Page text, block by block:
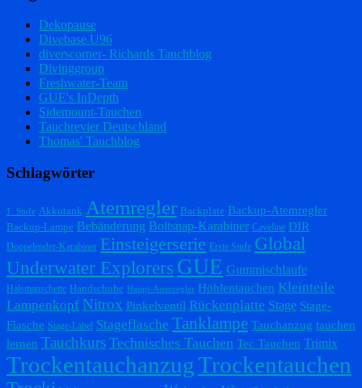
Dekopause
Divebase U96
diverscorner- Richards Tauchblog
Divinggroup
Freshwater-Team
GUE's InDepth
Sidemount-Tauchen
Tauchrevier Deutschland
Thomas' Tauchblog
Schlagwörter
1. Stufe Akkutank Atemregler Backplate Backup-Atemregler
Backup-Lampe Bebänderung Boltsnap-Karabiner Caveline DIR
Doppelender-Karabiner Einsteigerserie Erste Stufe Global
Underwater Explorers GUE Gummischlaufe
Halsmanschette Handschuhe Haupt-Atemregler Höhlentauchen Kleinteile
Lampenkopf Nitrox Pinkelventil Rückenplatte Stage Stage-
Flasche Stage-Label Stageflasche Tanklampe Tauchanzug tauchen
lernen Tauchkurs Technisches Tauchen Tec Tauchen Trimix
TrockentauchanzugTrockentauchen